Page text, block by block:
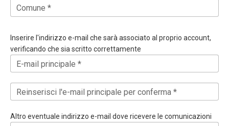
Comune *
Inserire l'indirizzo e-mail che sarà associato al proprio account,
verificando che sia scritto correttamente
E-mail principale *
Reinserisci l'e-mail principale per conferma *
Altro eventuale indirizzo e-mail dove ricevere le comunicazioni